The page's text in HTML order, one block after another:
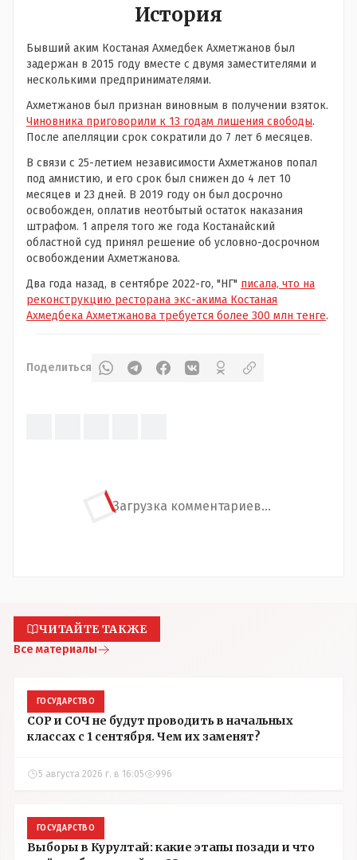
История
Бывший аким Костаная Ахмедбек Ахметжанов был
задержан в 2015 году вместе с двумя заместителями и
несколькими предпринимателями.
Ахметжанов был признан виновным в получении взяток.
Чиновника приговорили к 13 годам лишения свободы.
После апелляции срок сократили до 7 лет 6 месяцев.
В связи с 25-летием независимости Ахметжанов попал
под амнистию, и его срок был снижен до 4 лет 10
месяцев и 23 дней. В 2019 году он был досрочно
освобожден, оплатив неотбытый остаток наказания
штрафом. 1 апреля того же года Костанайский
областной суд принял решение об условно-досрочном
освобождении Ахметжанова.
Два года назад, в сентябре 2022-го, "НГ" писала, что на
реконструкцию ресторана экс-акима Костаная
Ахмедбека Ахметжанова требуется более 300 млн тенге.
Поделиться
Загрузка комментариев...
ЧИТАЙТЕ ТАКЖЕ
Все материалы
ГОСУДАРСТВО
СОР и СОЧ не будут проводить в начальных
классах с 1 сентября. Чем их заменят?
5 августа 2026 г. в 16:05 996
ГОСУДАРСТВО
Выборы в Курултай: какие этапы позади и что